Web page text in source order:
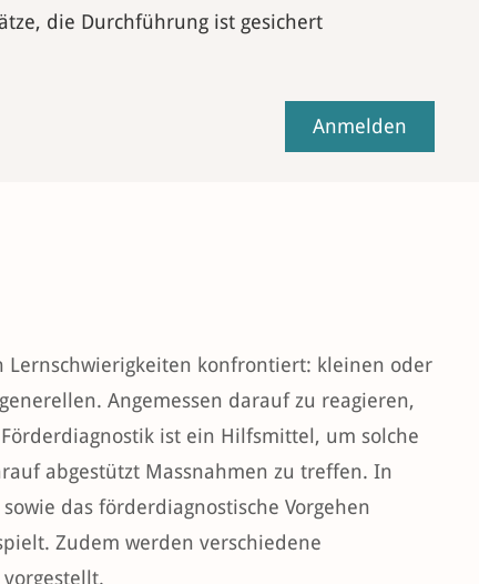
die Durchführung ist gesichert
Anmelden
konfrontiert: kleinen oder
Angemessen darauf zu reagieren,
ist ein Hilfsmittel, um solche
abgestützt Massnahmen zu treffen. In
das förderdiagnostische Vorgehen
Zudem werden verschiedene